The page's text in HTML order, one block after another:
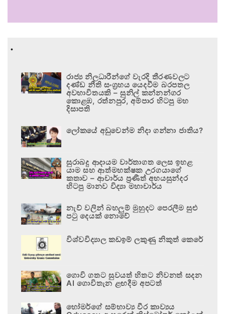
.
රාජ්‍ය නිලධාරීන්ගේ වැරදි තීරණවලට
දණ්ඩ නීති සංග්‍රහය යෙදවීම බරපතල
අවභාවිතයකි – සුනිල් කන්නන්ගර
කොළඹ, රත්නපුර, අම්පාර හිටපු මහ
දිසාපති
ලෝකයේ අඩුවෙන්ම නිදා ගන්නා ජාතිය?
සුරාබදු ආදායම වාර්තාගත ලෙස ඉහළ
යාම සහ ආත්මභක්ෂක උරගයාගේ
කතාව – ආචාර්ය ප්‍රණීත් අභයසුන්දර
හිටපු මානව විද්‍යා මහාචාර්ය
නැව් වලින් බහලුම් මුහුදට පෙරලීම සුළු
පටු දෙයක් නොවේ
විශ්වවිද්‍යාල කඩඉම් ලකුණු නිකුත් කෙරේ
ගොවි ගතට සුවයත් හිතට නිවනත් සදන
AI ගොවිතැන ළඟදීම අපටත්
හෝමර්ගේ සම්භාව්‍ය වීර කාව්‍යය